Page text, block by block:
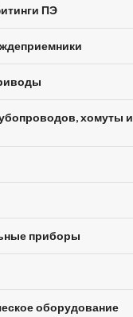
ПЭ
хомуты и
приборы
оборудование